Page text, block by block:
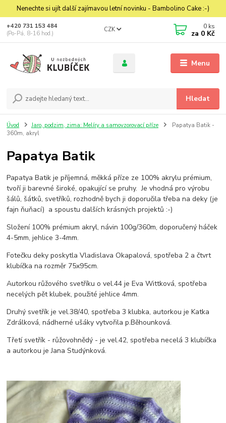
Nenechte si ujít další zajímavou letní novinku - Bambolino Cake :-)
Menu
CZK
Hledat
+420 731 153 484
(Po-Pá, 8-16 hod.)
0 ks
za 0 Kč
Úvod Jaro, podzim, zima: Melíry a samovzorovací příze
Papatya Batik -
360m, akryl
Papatya Batik
Papatya Batik je příjemná, měkká příze ze 100% akrylu prémium,
tvoří ji barevné široké, opakující se pruhy. Je vhodná pro výrobu
šálů, šátků, svetříků, rozhodně bych ji doporučila třeba na deky (je
fajn ňuňací) a spoustu dalších krásných projektů :-)
Složení 100% prémium akryl, návin 100g/360m, doporučený háček
4-5mm, jehlice 3-4mm.
Fotečku deky poskytla Vladislava Okapalová, spotřeba 2 a čtvrt
klubíčka na rozměr 75x95cm.
Autorkou růžového svetříku o vel.44 je Eva Wittková, spotřeba
necelých pět klubek, použité jehlice 4mm.
Druhý svetřík je vel.38/40, spotřeba 3 klubka, autorkou je Katka
Zdrálková, nádherné ušáky vytvořila p.Běhounková.
Třetí svetřík - růžovohnědý - je vel.42, spotřeba necelá 3 klubíčka
a autorkou je Jana Studýnková.